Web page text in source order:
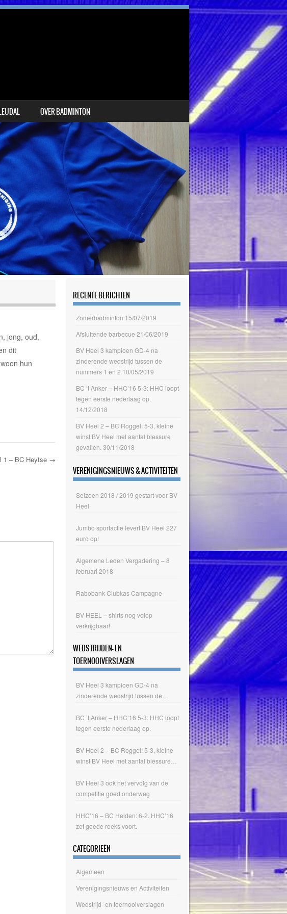
OVER BADMINTON
jong, oud,
dit
hun
1 – BC Heytse →
RECENTE BERICHTEN
Zomerbadminton 15/07/2019
Afsluitende barbecue 21/06/2019
BV Heel 3 kampioen GD-4 na
zinderende wedstrijd tussen de
nummers 1 en 2 10/05/2019
BC ’t Anker – HHC’16 5-3: HHC loopt
tegen eerste nederlaag op.
14/12/2018
BV Heel 2 – BC Roggel: 5-3, kleine
winst BV Heel met aantal blessure
gevallen. 30/11/2018
VERENIGINGSNIEUWS & ACTIVITEITEN
Seizoen 2018 / 2019 gestart voor BV
Heel
Jumbo sportactie levert BV Heel 227
euro op!
Algemene Leden Vergadering – 8
februari 2018
Rabobank Clubkas Campagne
BV HEEL – shirts nog volop
verkrijgbaar!
WEDSTRIJDEN- EN
TOERNOOIVERSLAGEN
BV Heel 3 kampioen GD-4 na
zinderende wedstrijd tussen de
BC ’t Anker – HHC’16 5-3: HHC loopt
tegen eerste nederlaag op.
BV Heel 2 – BC Roggel: 5-3, kleine
winst BV Heel met aantal blessure
BV Heel 3 ook het vervolg van de
competitie goed onderweg
HHC’16 – BC Helden: 6-2. HHC’16
zet goede reeks voort.
CATEGORIEËN
Algemeen
Verenigingsnieuws en Activiteiten
Wedstrijd- en toernooiverslagen